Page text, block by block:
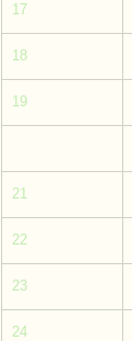
17
18
19
21
22
23
24